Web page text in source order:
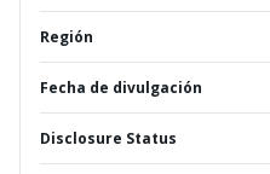
Región
Fecha de divulgación
Disclosure Status